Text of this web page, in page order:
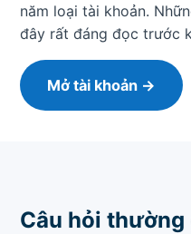
năm loại tài khoản.
đây rất đáng đọc trước
Mở tài khoản →
Câu hỏi thường